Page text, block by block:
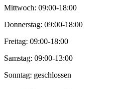
Mittwoch: 09:00-18:00
Donnerstag: 09:00-18:00
Freitag: 09:00-18:00
Samstag: 09:00-13:00
Sonntag: geschlossen